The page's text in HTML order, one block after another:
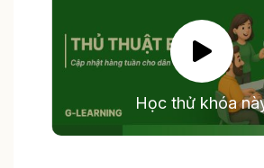
Học thử khóa